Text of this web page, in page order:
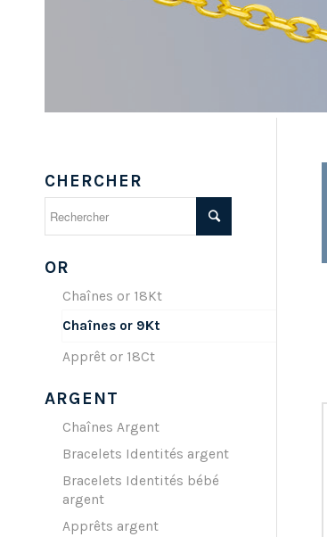
CHERCHER
OR
Chaînes or 18Kt
Chaînes or 9Kt
Apprêt or 18Ct
ARGENT
Chaînes Argent
Bracelets Identités argent
Bracelets Identités bébé
argent
Apprêts argent